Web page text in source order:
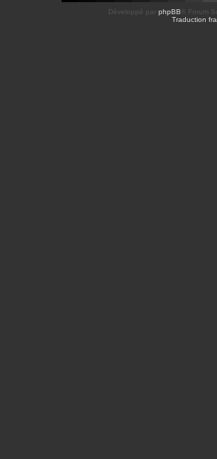
Développé par phpBB ® Forum
Traduction